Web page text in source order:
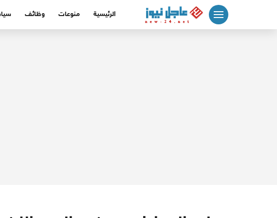
الرئيسية منوعات وظائف